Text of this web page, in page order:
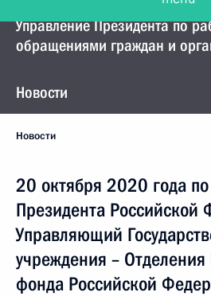
Управление Президента по
обращениями граждан и
Новости
Новости
20 октября 2020 года
Президента Российской
Управляющий
учреждения –
фонда Российской